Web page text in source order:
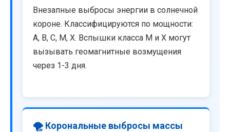
Внезапные выбросы энергии в солнечной
короне. Классифицируются по мощности:
A, B, C, M, X. Вспышки класса M и X могут
вызывать геомагнитные возмущения
через 1-3 дня.
🌪️ Корональные выбросы массы